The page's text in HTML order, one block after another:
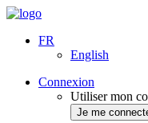
FR
English
Connexion
Utiliser mon
Je me